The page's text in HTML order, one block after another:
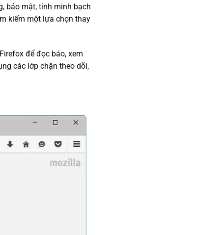
bảo mật, tính minh bạch
kiếm một lựa chọn thay
để đọc báo, xem
các lớp chặn theo dõi,